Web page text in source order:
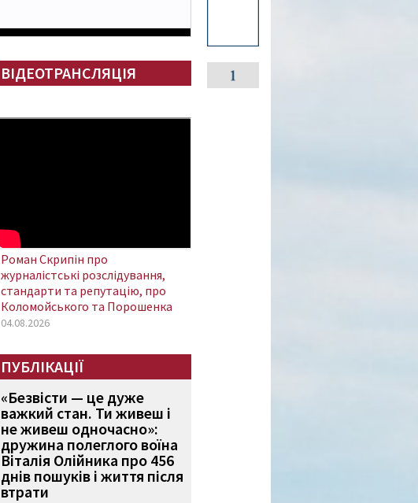
ВІДЕОТРАНСЛЯЦІЯ
Роман Скрипін про
журналістські розслідування,
стандарти та репутацію, про
Коломойського та Порошенка
04.08.2026
ПУБЛІКАЦІЇ
«Безвісти — це дуже
важкий стан. Ти живеш і
не живеш одночасно»:
дружина полеглого воїна
Віталія Олійника про 456
днів пошуків і життя після
втрати